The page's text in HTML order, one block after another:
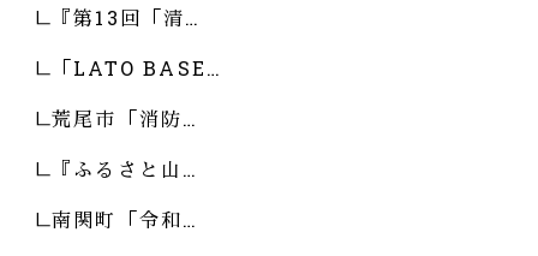
『第13回「清…
「LATO BASE…
荒尾市「消防…
『ふるさと山…
南関町「令和…